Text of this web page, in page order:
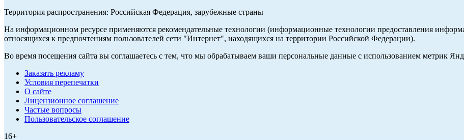
Территория распространения: Российская Федерация, зарубежные страны
На информационном ресурсе применяются рекомендательные технологии (информационные технологии предоставления
относящихся к предпочтениям пользователей сети "Интернет", находящихся на территории Российской Федерации).
Во время посещения сайта вы соглашаетесь с тем, что мы обрабатываем ваши персональные данные с использованием метрик
Заказать рекламу
Условия перепечатки
О сайте
Лицензионное соглашение
Частые вопросы
Пользовательское соглашение
16+